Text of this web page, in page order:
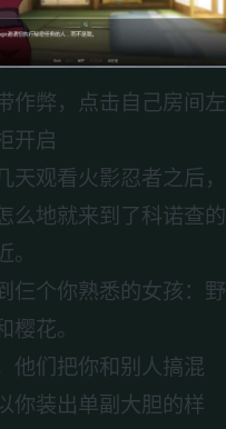
作弊，点击自己房间左
开启
天观看火影忍者之后，
么地就来到了科诺查的
。
仨个你熟悉的女孩：野
樱花。
他们把你和别人搞混
你装出单副大胆的样